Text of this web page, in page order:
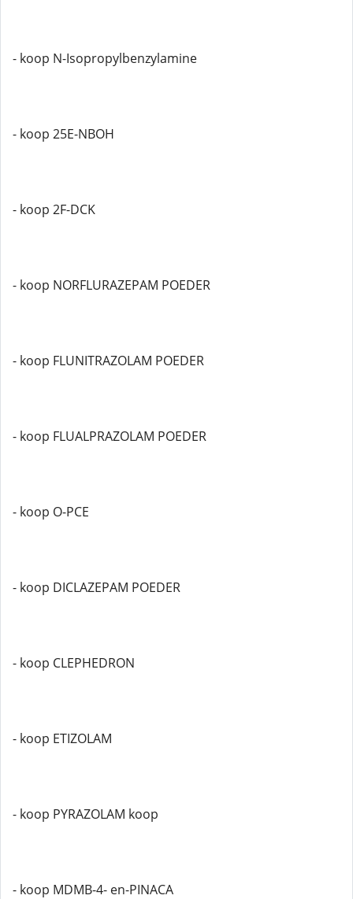
- koop N-Isopropylbenzylamine
- koop 25E-NBOH
- koop 2F-DCK
- koop NORFLURAZEPAM POEDER
- koop FLUNITRAZOLAM POEDER
- koop FLUALPRAZOLAM POEDER
- koop O-PCE
- koop DICLAZEPAM POEDER
- koop CLEPHEDRON
- koop ETIZOLAM
- koop PYRAZOLAM koop
- koop MDMB-4- en-PINACA